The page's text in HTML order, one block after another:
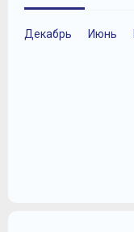
Декабрь Июнь